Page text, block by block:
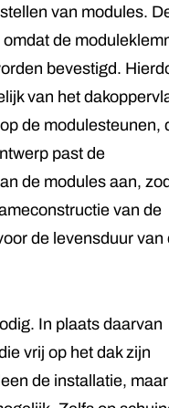
van modules.
de
bevestigd.
van het
de modulesteunen,
past de
de modules aan,
van de
de levensduur van
In plaats daarvan
vrij op het dak zijn
de installatie, maar